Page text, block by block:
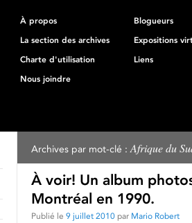
À propos
Blogueurs
La section des archives
Expositions
Charte d'utilisation
Liens
Nous joindre
Archives par mot-clé :Afrique du
À voir! Un album
Montréal en 1990.
Publié le 9 juillet 2010 par Mario Robert